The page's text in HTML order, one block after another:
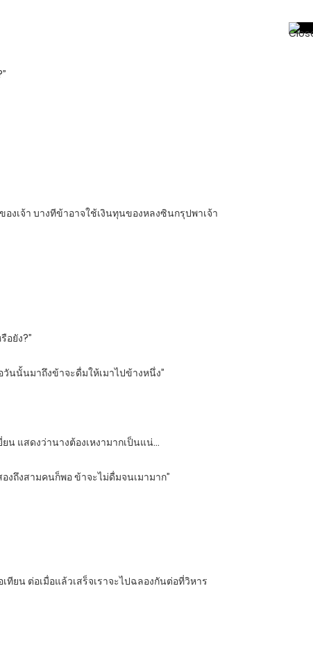
งเจ้า บางทีข้าอาจใช้เงินทุนของหลงซินกรุปพาเจ้า
อยัง?”
นนั้นมาถึงข้าจะดื่มให้เมาไปข้างหนึ่ง”
น แสดงว่านางต้องเหงามากเป็นแน่…
งถึงสามคนก็พอ ข้าจะไม่ดื่มจนเมามาก”
ยน ต่อเมื่อแล้วเสร็จเราจะไปฉลองกันต่อที่วิหาร